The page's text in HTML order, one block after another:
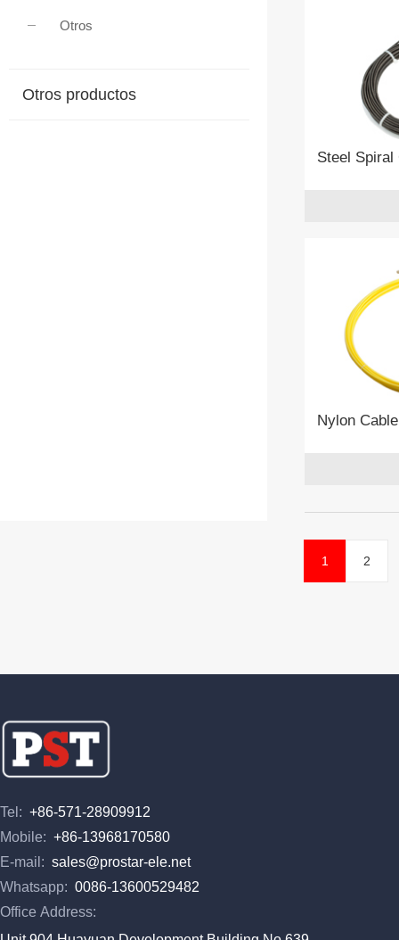
Otros
Otros productos
Nylon
1 2
Tel: +86-571-28909912
Mobile: +86-13968170580
E-mail: sales@prostar-ele.net
Whatsapp: 0086-13600529482
Office Address: